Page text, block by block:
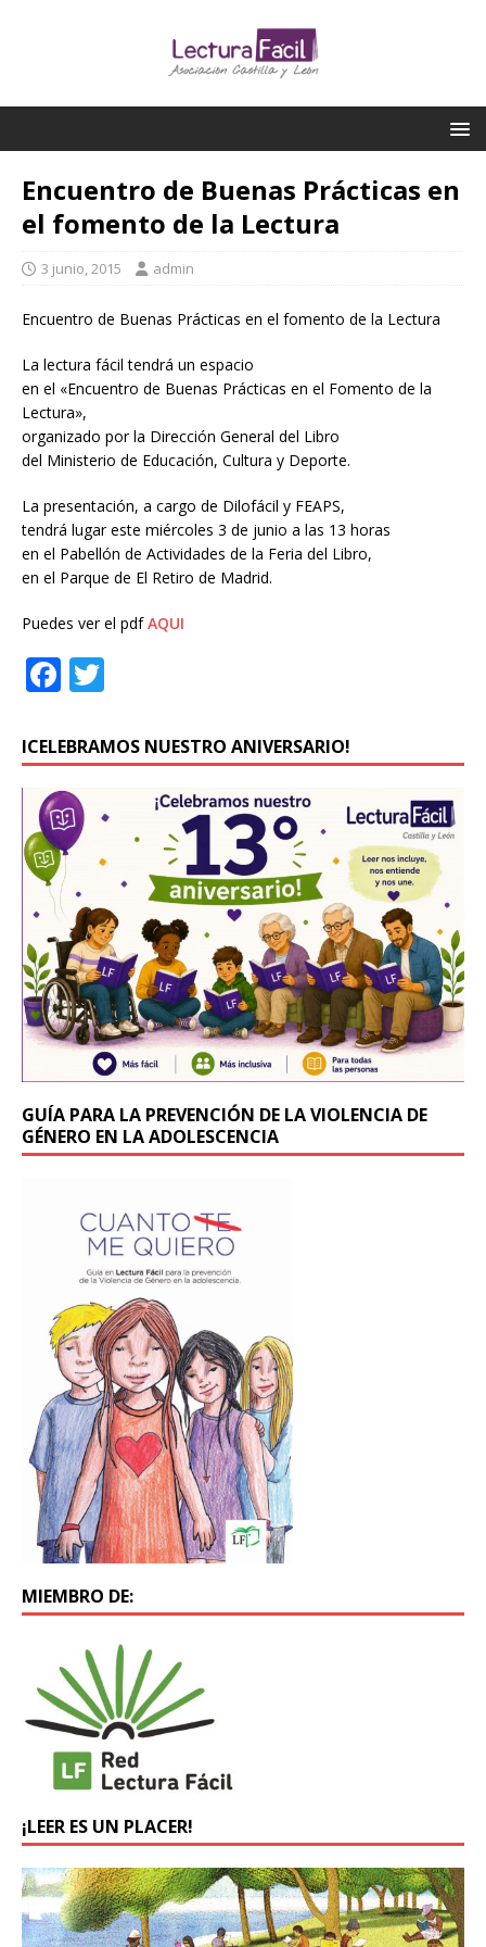
Encuentro de Buenas Prácticas en
el fomento de la Lectura
3 junio, 2015 admin
Encuentro de Buenas Prácticas en el fomento de la Lectura
La lectura fácil tendrá un espacio
en el «Encuentro de Buenas Prácticas en el Fomento de la
Lectura»,
organizado por la Dirección General del Libro
del Ministerio de Educación, Cultura y Deporte.
La presentación, a cargo de Dilofácil y FEAPS,
tendrá lugar este miércoles 3 de junio a las 13 horas
en el Pabellón de Actividades de la Feria del Libro,
en el Parque de El Retiro de Madrid.
Puedes ver el pdfAQUI
F
c
e
b
o
o
k
it
te
r
ICELEBRAMOS NUESTRO ANIVERSARIO!
GUÍA PARA LA PREVENCIÓN DE LA VIOLENCIA DE
GÉNERO EN LA ADOLESCENCIA
MIEMBRO DE:
¡LEER ES UN PLACER!